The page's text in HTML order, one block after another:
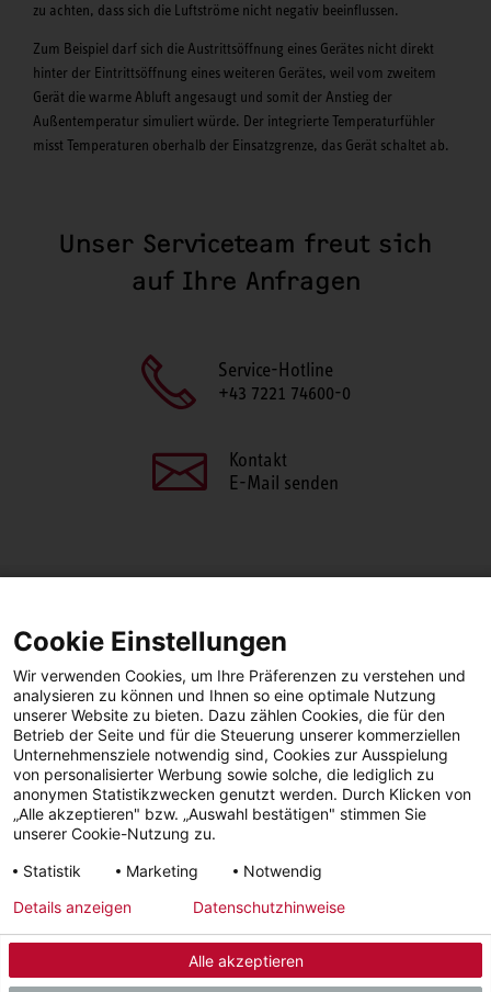
zu achten, dass sich die Luftströme nicht negativ beeinflussen.
Zum Beispiel darf sich die Austrittsöffnung eines Gerätes nicht direkt
hinter der Eintrittsöffnung eines weiteren Gerätes, weil vom zweitem
Gerät die warme Abluft angesaugt und somit der Anstieg der
Außentemperatur simuliert würde. Der integrierte Temperaturfühler
misst Temperaturen oberhalb der Einsatzgrenze, das Gerät schaltet ab.
Unser Serviceteam freut sich
auf Ihre Anfragen
Service-Hotline
+43 7221 74600-0
Kontakt
E-Mail senden
FacebookLinkedIn
Widerruf
Facebook YouTube LinkedIn
Instagram
© 2026 - STIEBEL ELTRON GmbH & Co. KG (DE)
Cookie Einstellungen
Wir verwenden Cookies, um Ihre Präferenzen zu verstehen und
analysieren zu können und Ihnen so eine optimale Nutzung
unserer Website zu bieten. Dazu zählen Cookies, die für den
Betrieb der Seite und für die Steuerung unserer kommerziellen
Unternehmensziele notwendig sind, Cookies zur Ausspielung
von personalisierter Werbung sowie solche, die lediglich zu
anonymen Statistikzwecken genutzt werden. Durch Klicken von
„Alle akzeptieren" bzw. „Auswahl bestätigen" stimmen Sie
unserer Cookie-Nutzung zu.
Statistik
Marketing Notwendig
Alle akzeptieren
Details anzeigen Datenschutzhinweise